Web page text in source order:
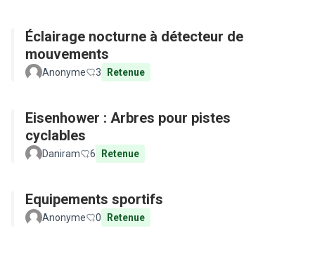
Éclairage nocturne à détecteur de
mouvements
Anonyme 3 Retenue
Eisenhower : Arbres pour pistes
cyclables
Daniram 6 Retenue
Equipements sportifs
Anonyme 0 Retenue